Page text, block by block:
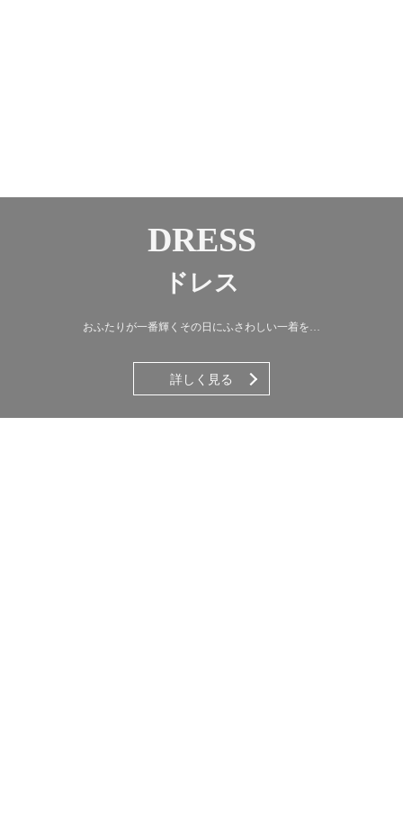
DRESS
ドレス
おふたりが一番輝くその日にふさわしい一着を…
詳しく見る